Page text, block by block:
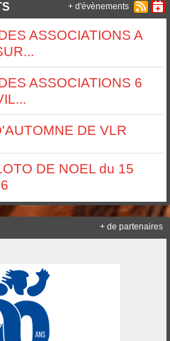
ASSOCIATIONS A
ASSOCIATIONS 6
DE VLR
DE NOEL du 15
+ d'évènements
+ de partenaires